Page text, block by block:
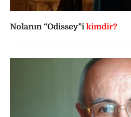
Nolanın “Odissey”i kimdir?